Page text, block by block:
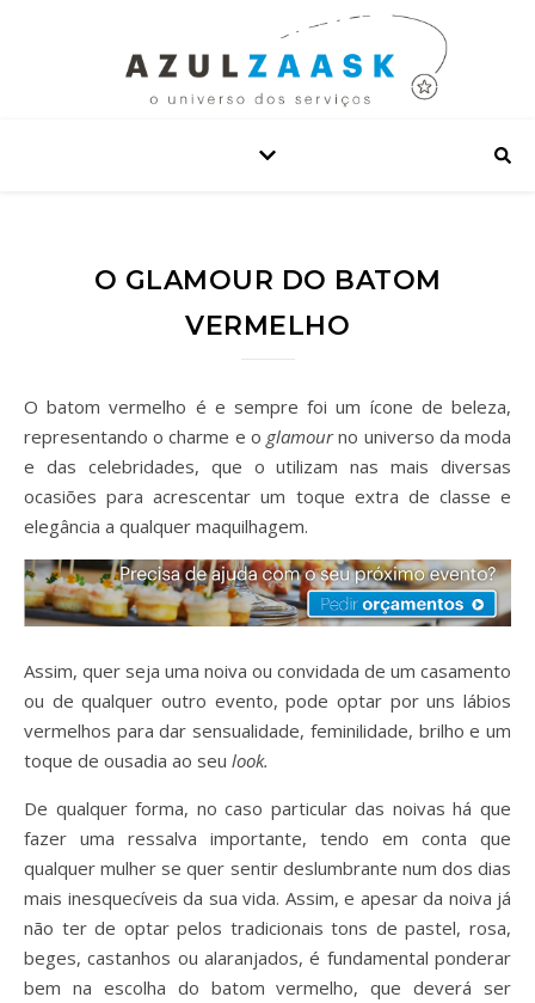
O GLAMOUR DO BATOM
VERMELHO
O batom vermelho é e sempre foi um ícone de beleza,
representando o charme e o glamourno universo da moda
e das celebridades, que o utilizam nas mais diversas
ocasiões para acrescentar um toque extra de classe e
elegância a qualquer maquilhagem.
Assim, quer seja uma noiva ou convidada de um casamento
ou de qualquer outro evento, pode optar por uns lábios
vermelhos para dar sensualidade, feminilidade, brilho e um
toque de ousadia ao seu look.
De qualquer forma, no caso particular das noivas há que
fazer uma ressalva importante, tendo em conta que
qualquer mulher se quer sentir deslumbrante num dos dias
mais inesquecíveis da sua vida. Assim, e apesar da noiva já
não ter de optar pelos tradicionais tons de pastel, rosa,
beges, castanhos ou alaranjados, é fundamental ponderar
bem na escolha do batom vermelho, que deverá ser